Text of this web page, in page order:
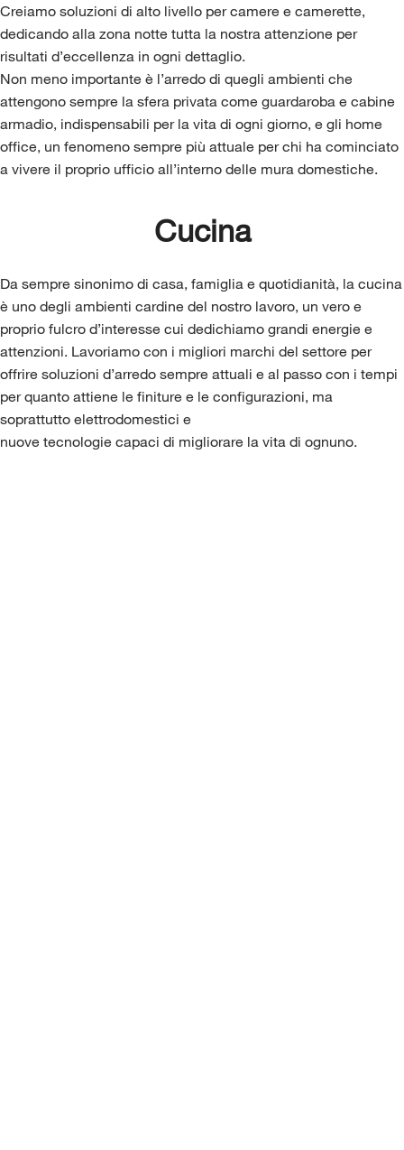
Creiamo soluzioni di alto livello per camere e camerette,
dedicando alla zona notte tutta la nostra attenzione per
risultati d’eccellenza in ogni dettaglio.
Non meno importante è l’arredo di quegli ambienti che
attengono sempre la sfera privata come guardaroba e cabine
armadio, indispensabili per la vita di ogni giorno, e gli home
office, un fenomeno sempre più attuale per chi ha cominciato
a vivere il proprio ufficio all’interno delle mura domestiche.
Cucina
Da sempre sinonimo di casa, famiglia e quotidianità, la cucina
è uno degli ambienti cardine del nostro lavoro, un vero e
proprio fulcro d’interesse cui dedichiamo grandi energie e
attenzioni. Lavoriamo con i migliori marchi del settore per
offrire soluzioni d’arredo sempre attuali e al passo con i tempi
per quanto attiene le finiture e le configurazioni, ma
soprattutto elettrodomestici e
nuove tecnologie capaci di migliorare la vita di ognuno.